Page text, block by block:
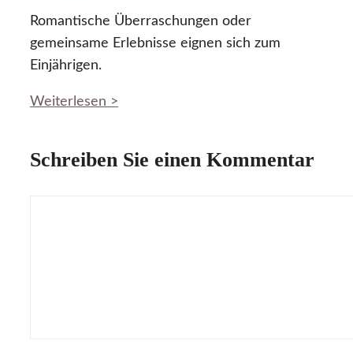
Romantische Überraschungen oder
gemeinsame Erlebnisse eignen sich zum
Einjährigen.
Weiterlesen >
Schreiben Sie einen Kommentar